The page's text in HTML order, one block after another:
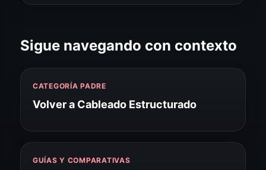
Sigue navegando con contexto
CATEGORÍA PADRE
Volver a Cableado Estructurado
GUÍAS Y COMPARATIVAS